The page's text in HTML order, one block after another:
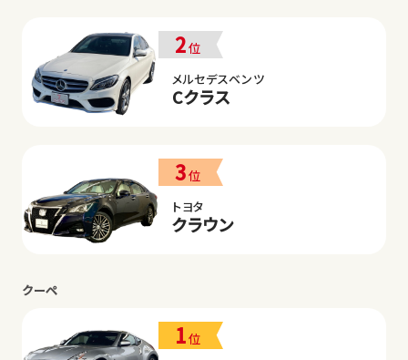
2位
メルセデスベンツ
Cクラス
3位
トヨタ
クラウン
クーペ
1位